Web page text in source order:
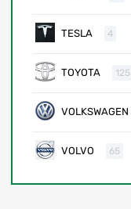
TESLA 4
TOYOTA 125
VOLKSWAGEN
VOLVO 65